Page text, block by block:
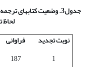
جدول3. وضعیت کتابهای
نوبت تجدید
فراوانی
1
187